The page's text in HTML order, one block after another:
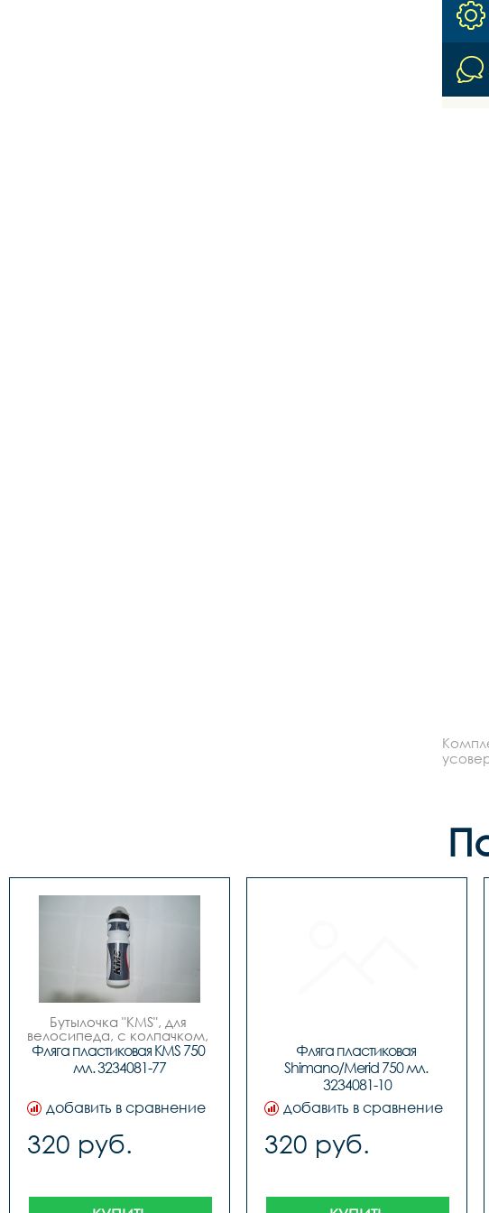
Бутылочка "KMS", для
велосипеда, с колпачком,
пластиковая, 750мл, 3
цвета (бело/синие, бело/
красные, бело/зеленые),
Фляга пластиковая KMS 750
мл. 3234081-77
добавить в сравнение
320 руб.
Фляга пластиковая
Shimano/Merid 750 мл.
3234081-10
добавить в сравнение
320 руб.